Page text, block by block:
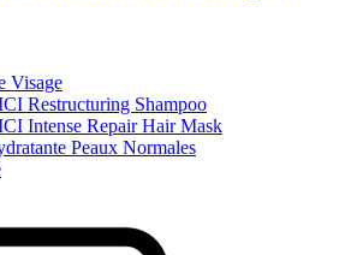
Visage
Restructuring Shampoo
Intense Repair Hair Mask
Peaux Normales